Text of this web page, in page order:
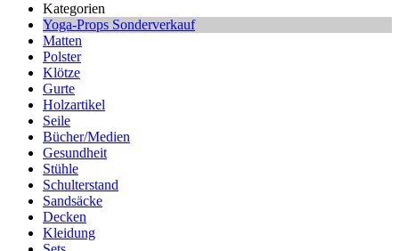
Kategorien
Yoga-Props Sonderverkauf
Matten
Polster
Klötze
Gurte
Holzartikel
Seile
Bücher/Medien
Gesundheit
Stühle
Schulterstand
Sandsäcke
Decken
Kleidung